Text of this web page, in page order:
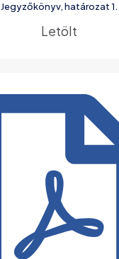
Jegyzőkönyv, határozat 1.
Letölt